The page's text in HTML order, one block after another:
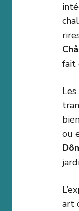
fait
ou
art